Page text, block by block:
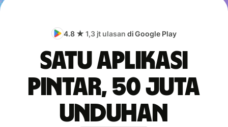
4.8 ★ 1,3 jt ulasan di Google Play
Satu aplikasi
pintar, 50 juta
unduhan